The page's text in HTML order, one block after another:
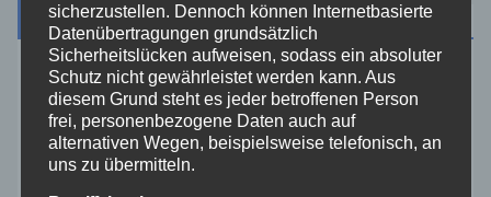
Archiv
August 2026
Juli 2026
sicherzustellen. Dennoch können Internetbasierte
Datenübertragungen grundsätzlich
Sicherheitslücken aufweisen, sodass ein absoluter
Schutz nicht gewährleistet werden kann. Aus
diesem Grund steht es jeder betroffenen Person
frei, personenbezogene Daten auch auf
alternativen Wegen, beispielsweise telefonisch, an
uns zu übermitteln.